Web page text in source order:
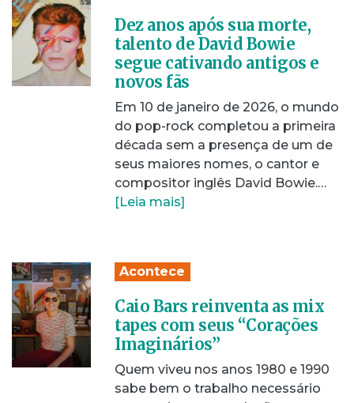
Dez anos após sua morte,
talento de David Bowie
segue cativando antigos e
novos fãs
Em 10 de janeiro de 2026, o mundo
do pop-rock completou a primeira
década sem a presença de um de
seus maiores nomes, o cantor e
compositor inglês David Bowie.…
[Leia mais]
Acontece
Caio Bars reinventa as mix
tapes com seus “Corações
Imaginários”
Quem viveu nos anos 1980 e 1990
sabe bem o trabalho necessário